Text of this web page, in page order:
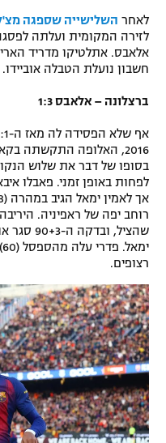
תקנון עבור פעילות
תקנון עבור פעילות ספורט 1 –
גיימינג E-Sports
מדיניות פרטיות
תקנון פעילות ספורט 1
רשיון להקרנה פומבית
הצטרפות לחבילת
לוח דרושים – ג'ובנט
תגיות
המגזין
פוטבול אמריקאי NFL
בייסבול MLB
ספורט אתגרי ואקסטרים
אומנויות לחימה
גיימינג E-Sports
לאחר השלישייה שספגה
חשבון נועלת הטבלה אוביידו.
ברצלונה – אלאבס 1:3
2016, האלופה התקשתה
בסופו של דבר את שלוש
לפחות באופן זמני. פאבלו
רוחב יפה של ראפיניה.
שהציל,
רצופים.